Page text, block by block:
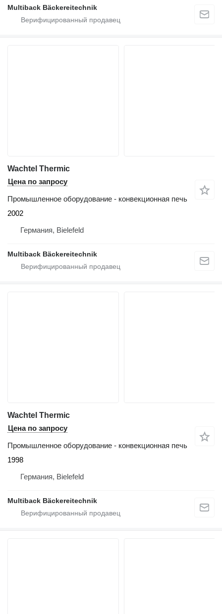
Multiback Bäckereitechnik
Wachtel Thermic
Цена по запросу
Промышленное оборудование - конвекционная печь
2002
Германия, Bielefeld
Multiback Bäckereitechnik
Wachtel Thermic
Цена по запросу
Промышленное оборудование - конвекционная печь
1998
Германия, Bielefeld
Multiback Bäckereitechnik